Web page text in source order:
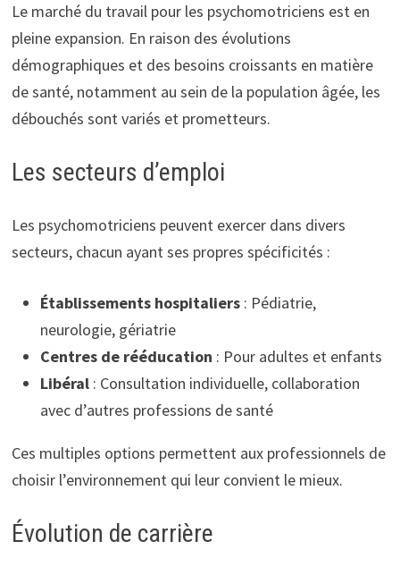
Le marché du travail pour les psychomotriciens est en
pleine expansion. En raison des évolutions
démographiques et des besoins croissants en matière
de santé, notamment au sein de la population âgée, les
débouchés sont variés et prometteurs.
Les secteurs d’emploi
Les psychomotriciens peuvent exercer dans divers
secteurs, chacun ayant ses propres spécificités :
Établissements hospitaliers: Pédiatrie,
neurologie, gériatrie
Centres de rééducation : Pour adultes et enfants
Libéral: Consultation individuelle, collaboration
avec d’autres professions de santé
Ces multiples options permettent aux professionnels de
choisir l’environnement qui leur convient le mieux.
Évolution de carrière